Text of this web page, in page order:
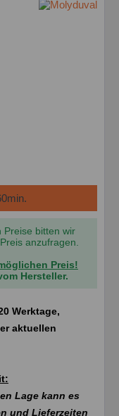
Preise bitten wir
anzufragen.
Preis!
Hersteller.
Werktage,
aktuellen
Lage kann es
und Lieferzeiten